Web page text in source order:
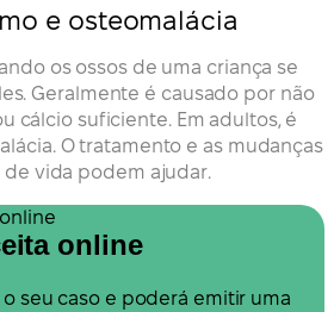
e osteomalácia
os ossos de uma criança se
Geralmente é causado por não
cálcio suficiente. Em adultos, é
O tratamento e as mudanças
de vida podem ajudar.
online
seu caso e poderá emitir uma